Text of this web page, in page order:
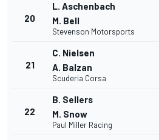
20
L. Aschenbach
M. Bell
Stevenson Motorsports
21
C. Nielsen
A. Balzan
Scuderia Corsa
22
B. Sellers
M. Snow
Paul Miller Racing